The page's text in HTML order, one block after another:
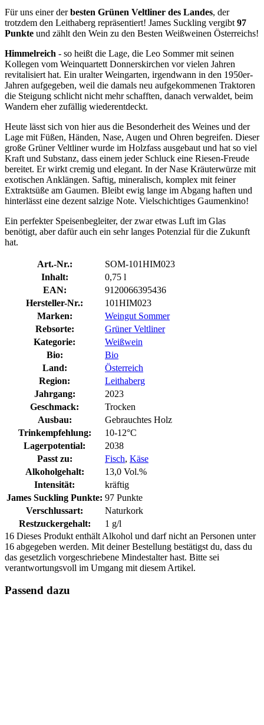
Für uns einer derbesten Grünen Veltliner des Landes, der
trotzdem den Leithaberg repräsentiert! James Suckling vergibt 97
Punkte und zählt den Wein zu den Besten Weißweinen Österreichs!
Himmelreich - so heißt die Lage, die Leo Sommer mit seinen
Kollegen vom Weinquartett Donnerskirchen vor vielen Jahren
revitalisiert hat. Ein uralter Weingarten, irgendwann in den 1950er-
Jahren aufgegeben, weil die damals neu aufgekommenen Traktoren
die Steigung schlicht nicht mehr schafften, danach verwaldet, beim
Wandern eher zufällig wiederentdeckt.
Heute lässt sich von hier aus die Besonderheit des Weines und der
Lage mit Füßen, Händen, Nase, Augen und Ohren begreifen. Dieser
große Grüner Veltliner wurde im Holzfass ausgebaut und hat so viel
Kraft und Substanz, dass einem jeder Schluck eine Riesen-Freude
bereitet. Er wirkt cremig und elegant. In der Nase Kräuterwürze mit
exotischen Anklängen. Saftig, mineralisch, komplex mit feiner
Extraktsüße am Gaumen. Bleibt ewig lange im Abgang haften und
hinterlässt eine dezent salzige Note. Vielschichtiges Gaumenkino!
Ein perfekter Speisenbegleiter, der zwar etwas Luft im Glas
benötigt, aber dafür auch ein sehr langes Potenzial für die Zukunft
hat.
Art.-Nr.:
SOM-101HIM023
Inhalt:
0,75 l
EAN:
9120066395436
Hersteller-Nr.:
101HIM023
Marken:
Weingut Sommer
Rebsorte:
Grüner Veltliner
Kategorie:
Weißwein
Bio:
Bio
Land:
Österreich
Region:
Leithaberg
Jahrgang:
2023
Geschmack:
Trocken
Ausbau:
Gebrauchtes Holz
Trinkempfehlung:
10-12°C
Lagerpotential:
2038
Passt zu:
Fisch, Käse
Alkoholgehalt:
13,0 Vol.%
Intensität:
kräftig
James Suckling Punkte: 97 Punkte
Verschlussart:
Naturkork
Restzuckergehalt:
1 g/l
16 Dieses Produkt enthält Alkohol und darf nicht an Personen unter
16 abgegeben werden. Mit deiner Bestellung bestätigst du, dass du
das gesetzlich vorgeschriebene Mindestalter hast. Bitte sei
verantwortungsvoll im Umgang mit diesem Artikel.
Passend dazu